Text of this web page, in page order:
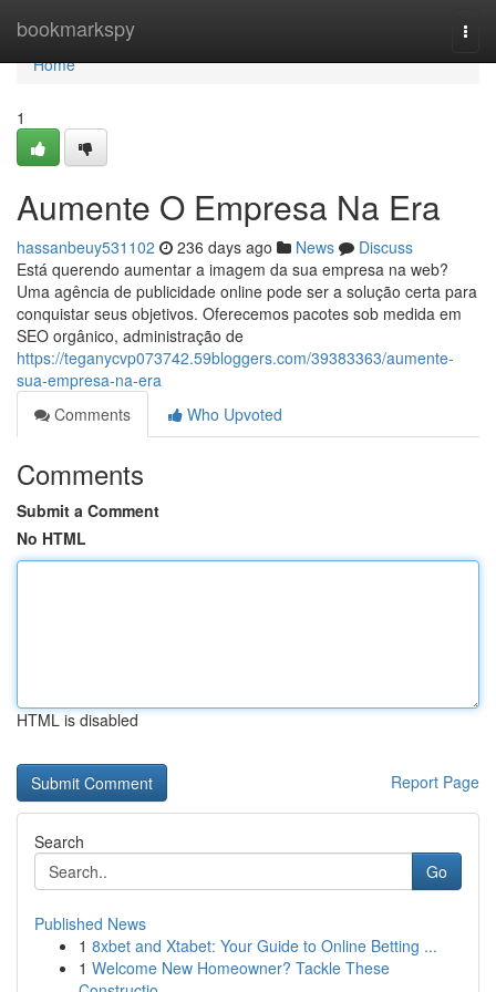
bookmarkspy
Home
Home
1
Aumente O Empresa Na Era
hassanbeuy531102 236 days ago News
Discuss
Está querendo aumentar a imagem da sua empresa na web?
Uma agência de publicidade online pode ser a solução certa para
conquistar seus objetivos. Oferecemos pacotes sob medida em
SEO orgânico, administração de
https://teganycvp073742.59bloggers.com/39383363/aumente-
sua-empresa-na-era
Comments
Who Upvoted
Comments
Submit a Comment
No HTML
HTML is disabled
Report Page
Search
Go
Published News
1 8xbet and Xtabet: Your Guide to Online Betting ...
1 Welcome New Homeowner? Tackle These